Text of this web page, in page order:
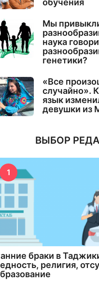
обучения
Мы
наука
генетики?
«Все
случайно».
язык
девушки из
ВЫБОР
1
браки в
религия,